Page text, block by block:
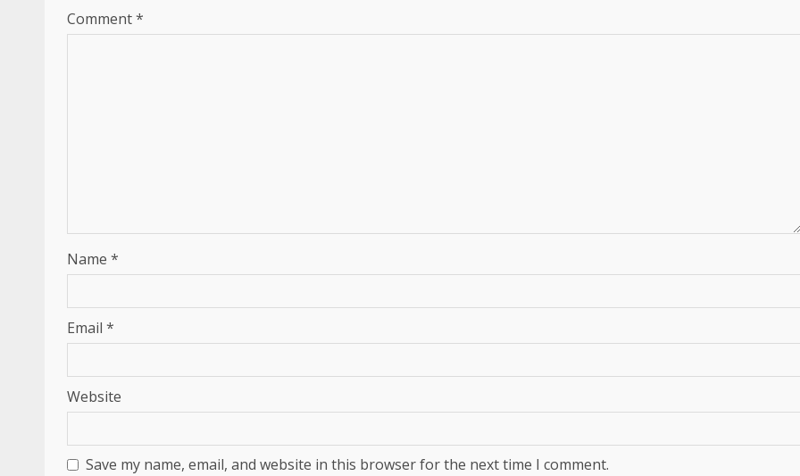
Comment*
Name *
Email *
Website
Save my name, email, and website in this browser for the next time I comment.